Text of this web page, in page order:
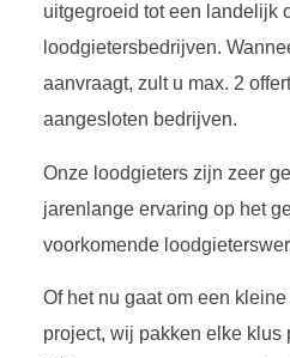
uitgegroeid tot een landelijk
loodgietersbedrijven.
aanvraagt, zult u max. 2
aangesloten bedrijven.
Onze loodgieters zijn zeer
jarenlange ervaring op het
voorkomende
Of het nu gaat om een
project, wij pakken elke klus